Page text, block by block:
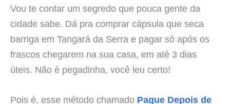
Vou te contar um segredo que pouca gente da
cidade sabe. Dá pra comprar cápsula que seca
barriga em Tangará da Serra e pagar só após os
frascos chegarem na sua casa, em até 3 dias
úteis. Não é pegadinha, você leu certo!
Pois é, esse método chamado Pague Depois de